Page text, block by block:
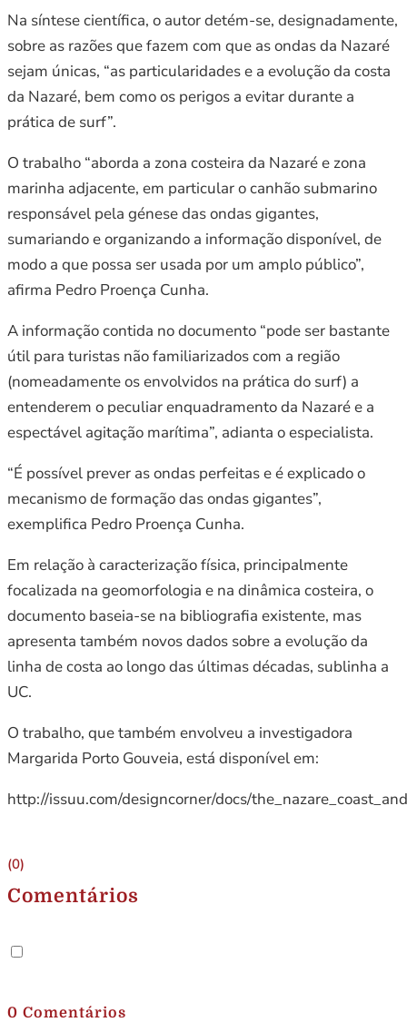
Na síntese científica, o autor detém-se, designadamente,
sobre as razões que fazem com que as ondas da Nazaré
sejam únicas, “as particularidades e a evolução da costa
da Nazaré, bem como os perigos a evitar durante a
prática de surf”.
O trabalho “aborda a zona costeira da Nazaré e zona
marinha adjacente, em particular o canhão submarino
responsável pela génese das ondas gigantes,
sumariando e organizando a informação disponível, de
modo a que possa ser usada por um amplo público”,
afirma Pedro Proença Cunha.
A informação contida no documento “pode ser bastante
útil para turistas não familiarizados com a região
(nomeadamente os envolvidos na prática do surf) a
entenderem o peculiar enquadramento da Nazaré e a
espectável agitação marítima”, adianta o especialista.
“É possível prever as ondas perfeitas e é explicado o
mecanismo de formação das ondas gigantes”,
exemplifica Pedro Proença Cunha.
Em relação à caracterização física, principalmente
focalizada na geomorfologia e na dinâmica costeira, o
documento baseia-se na bibliografia existente, mas
apresenta também novos dados sobre a evolução da
linha de costa ao longo das últimas décadas, sublinha a
UC.
O trabalho, que também envolveu a investigadora
Margarida Porto Gouveia, está disponível em:
http://issuu.com/designcorner/docs/
(0)
Comentários
0 Comentários